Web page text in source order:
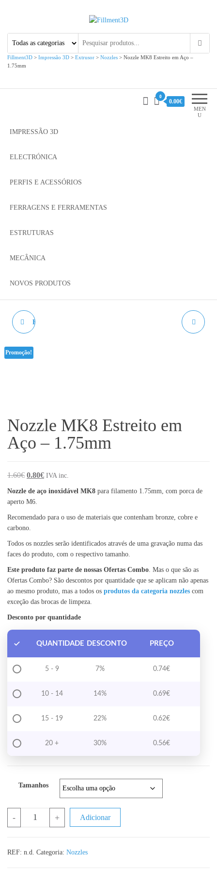
Fillment3D
Fillment3D > Impressão 3D > Extrusor > Nozzles > Nozzle MK8 Estreito em Aço –
1.75mm
MEN
U
0
0.00€
IMPRESSÃO 3D
ELECTRÓNICA
PERFIS E ACESSÓRIOS
FERRAGENS E FERRAMENTAS
ESTRUTURAS
MECÂNICA
NOVOS PRODUTOS
BROCAS DE LIMPEZA
Promoção!
Nozzle MK8 Estreito em
Aço – 1.75mm
1.60€ 0.80€ IVA inc.
Nozzle de aço inoxidável MK8 para filamento 1.75mm, com porca de
aperto M6.
Recomendado para o uso de materiais que contenham bronze, cobre e
carbono.
Todos os nozzles serão identificados através de uma gravação numa das
faces do produto, com o respectivo tamanho.
Este produto faz parte de nossas Ofertas Combo . Mas o que são as
Ofertas Combo? São descontos por quantidade que se aplicam não apenas
ao mesmo produto, mas a todos os produtos da categoria nozzles com
exceção das brocas de limpeza.
Desconto por quantidade
QUANTIDADE DESCONTO PREÇO
5 - 9 7% 0.74€
10 - 14 14% 0.69€
15 - 19 22% 0.62€
20 + 30% 0.56€
Tamanhos
- + Adicionar
REF: n.d. Categoria: Nozzles